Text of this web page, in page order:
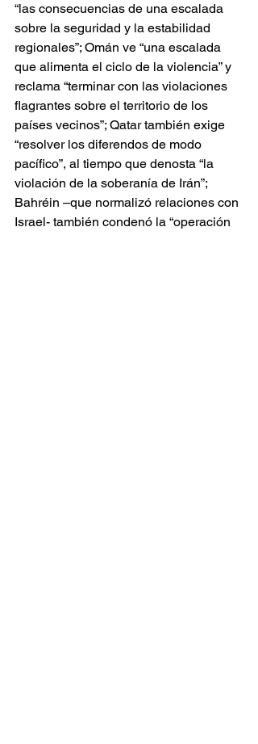
“las consecuencias de una escalada
sobre la seguridad y la estabilidad
regionales”; Omán ve “una escalada
que alimenta el ciclo de la violencia” y
reclama “terminar con las violaciones
flagrantes sobre el territorio de los
países vecinos”; Qatar también exige
“resolver los diferendos de modo
pacífico”, al tiempo que denosta “la
violación de la soberanía de Irán”;
Bahréin –que normalizó relaciones con
Israel- también condenó la “operación